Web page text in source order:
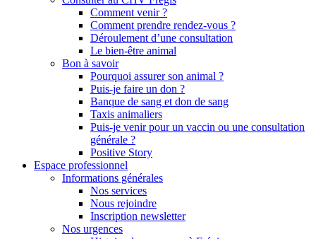
Comment venir ?
Comment prendre rendez-vous ?
Déroulement d’une consultation
Le bien-être animal
Bon à savoir
Pourquoi assurer son animal ?
Puis-je faire un don ?
Banque de sang et don de sang
Taxis animaliers
Puis-je venir pour un vaccin ou une consultation
générale ?
Positive Story
Espace professionnel
Informations générales
Nos services
Nous rejoindre
Inscription newsletter
Nos urgences